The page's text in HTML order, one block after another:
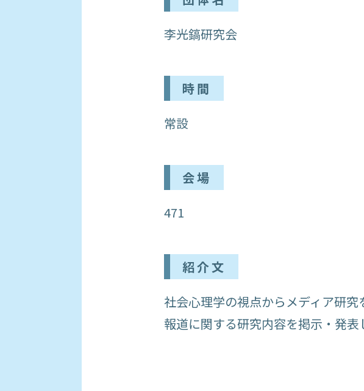
李光鎬研究会
時間
常設
会場
471
紹介文
社会心理学の視点からメディア研
報道に関する研究内容を掲示・発表